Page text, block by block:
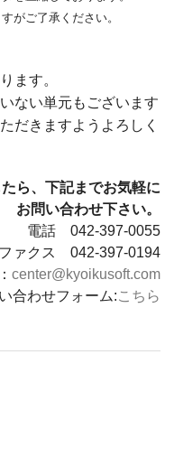
がご了承ください。
ます。
ない単元もございます
だきますようよろしく
ら、下記までお気軽に
お問い合わせ下さい。
電話 042-397-0055
ファクス 042-397-0194
center@kyoikusoft.com
合わせフォーム:こちら